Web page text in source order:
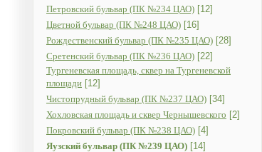
Петровский бульвар (ПК №234 ЦАО) [12]
Цветной бульвар (ПК №248 ЦАО) [16]
Рождественский бульвар (ПК №235 ЦАО) [28]
Сретенский бульвар (ПК №236 ЦАО) [22]
Тургеневская площадь, сквер на Тургеневской
площади [12]
Чистопрудный бульвар (ПК №237 ЦАО) [34]
Хохловская площадь и сквер Чернышевского [2]
Покровский бульвар (ПК №238 ЦАО) [4]
Яузский бульвар (ПК №239 ЦАО) [14]